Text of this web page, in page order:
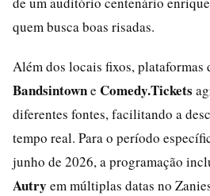
quem busca boas risadas.
Além dos locais fixos, plataformas
Bandsintowne Comedy.Tickets
diferentes fontes, facilitando a
tempo real. Para o período
junho de 2026, a programação
Autry em múltiplas datas no